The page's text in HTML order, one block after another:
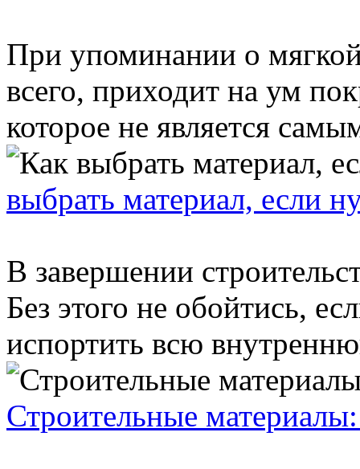
При упоминании о
всего, приходит на ум
которое не является
выбрать материал, если
В завершении
Без этого не обойтись,
испортить всю
Строительные